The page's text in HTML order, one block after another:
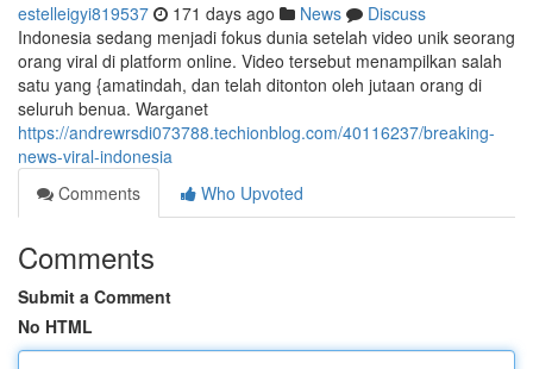
estelleigyi819537 171 days ago News
Discuss
Indonesia sedang menjadi fokus dunia setelah video unik seorang
orang viral di platform online. Video tersebut menampilkan salah
satu yang {amatindah, dan telah ditonton oleh jutaan orang di
seluruh benua. Warganet
https://andrewrsdi073788.techionblog.com/40116237/breaking-
news-viral-indonesia
Comments
Who Upvoted
Comments
Submit a Comment
No HTML